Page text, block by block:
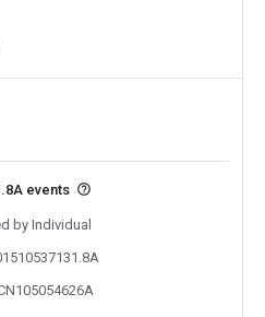
events
by Individual